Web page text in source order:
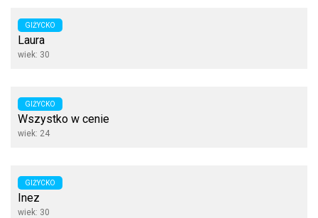
GIŻYCKO
Laura
wiek: 30
GIŻYCKO
Wszystko w cenie
wiek: 24
GIŻYCKO
Inez
wiek: 30